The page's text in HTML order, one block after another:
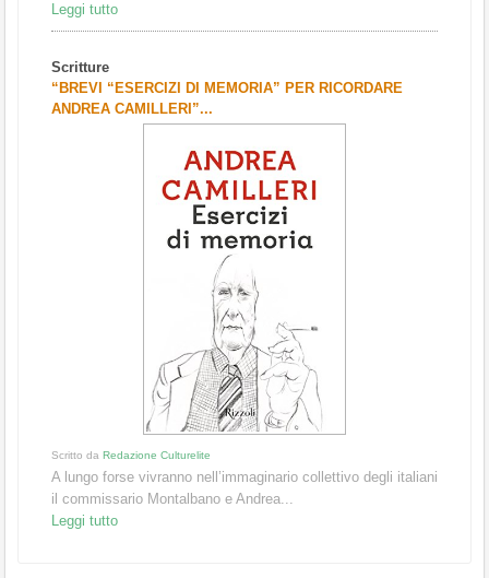
Leggi tutto
Scritture
“BREVI “ESERCIZI DI MEMORIA” PER RICORDARE
ANDREA CAMILLERI”...
Scritto da Redazione Culturelite
A lungo forse vivranno nell’immaginario collettivo degli italiani
il commissario Montalbano e Andrea...
Leggi tutto